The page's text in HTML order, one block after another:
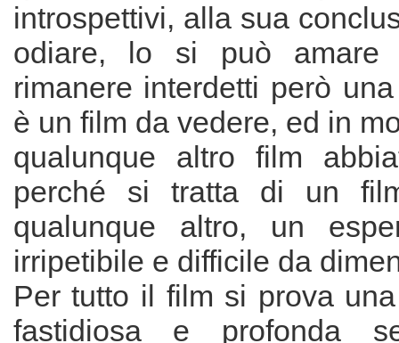
introspettivi, alla sua
odiare, lo si può
rimanere interdetti però
è un film da vedere, ed in
qualunque altro film
perché si tratta di un
qualunque altro, un
irripetibile e difficile da
Per tutto il film si prova
fastidiosa e profonda